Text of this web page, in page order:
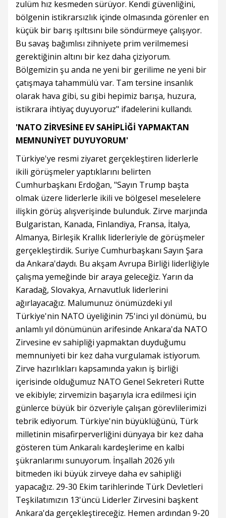
zulüm hız kesmeden sürüyor. Kendi güvenliğini,
bölgenin istikrarsızlık içinde olmasında görenler en
küçük bir barış ışıltısını bile söndürmeye çalışıyor.
Bu savaş bağımlısı zihniyete prim verilmemesi
gerektiğinin altını bir kez daha çiziyorum.
Bölgemizin şu anda ne yeni bir gerilime ne yeni bir
çatışmaya tahammülü var. Tam tersine insanlık
olarak hava gibi, su gibi hepimiz barışa, huzura,
istikrara ihtiyaç duyuyoruz" ifadelerini kullandı.
'NATO ZİRVESİNE EV SAHİPLİĞİ YAPMAKTAN
MEMNUNİYET DUYUYORUM'
Türkiye'ye resmi ziyaret gerçekleştiren liderlerle
ikili görüşmeler yaptıklarını belirten
Cumhurbaşkanı Erdoğan, "Sayın Trump başta
olmak üzere liderlerle ikili ve bölgesel meselelere
ilişkin görüş alışverişinde bulunduk. Zirve marjında
Bulgaristan, Kanada, Finlandiya, Fransa, İtalya,
Almanya, Birleşik Krallık liderleriyle de görüşmeler
gerçekleştirdik. Suriye Cumhurbaşkanı Sayın Şara
da Ankara'daydı. Bu akşam Avrupa Birliği liderliğiyle
çalışma yemeğinde bir araya geleceğiz. Yarın da
Karadağ, Slovakya, Arnavutluk liderlerini
ağırlayacağız. Malumunuz önümüzdeki yıl
Türkiye'nin NATO üyeliğinin 75'inci yıl dönümü, bu
anlamlı yıl dönümünün arifesinde Ankara'da NATO
Zirvesine ev sahipliği yapmaktan duyduğumu
memnuniyeti bir kez daha vurgulamak istiyorum.
Zirve hazırlıkları kapsamında yakın iş birliği
içerisinde olduğumuz NATO Genel Sekreteri Rutte
ve ekibiyle; zirvemizin başarıyla icra edilmesi için
günlerce büyük bir özveriyle çalışan görevlilerimizi
tebrik ediyorum. Türkiye'nin büyüklüğünü, Türk
milletinin misafirperverliğini dünyaya bir kez daha
gösteren tüm Ankaralı kardeşlerime en kalbi
şükranlarımı sunuyorum. İnşallah 2026 yılı
bitmeden iki büyük zirveye daha ev sahipliği
yapacağız. 29-30 Ekim tarihlerinde Türk Devletleri
Teşkilatımızın 13'üncü Liderler Zirvesini başkent
Ankara'da gerçekleştireceğiz. Hemen ardından 9-20